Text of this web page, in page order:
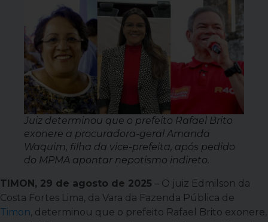
Juiz determinou que o prefeito Rafael Brito
exonere a procuradora-geral Amanda
Waquim, filha da vice-prefeita, após pedido
do MPMA apontar nepotismo indireto.
TIMON, 29 de agosto de 2025 – O juiz Edmilson da
Costa Fortes Lima, da Vara da Fazenda Pública de
Timon , determinou que o prefeito Rafael Brito exonere,